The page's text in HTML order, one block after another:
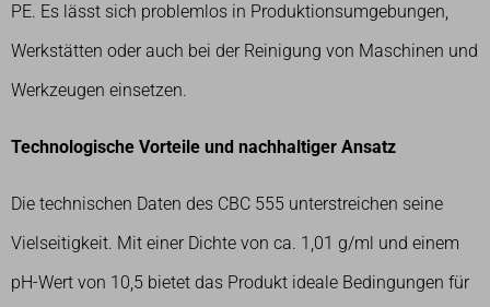
PE. Es lässt sich problemlos in Produktionsumgebungen,
Werkstätten oder auch bei der Reinigung von Maschinen und
Werkzeugen einsetzen.
Technologische Vorteile und nachhaltiger Ansatz
Die technischen Daten des CBC 555 unterstreichen seine
Vielseitigkeit. Mit einer Dichte von ca. 1,01 g/ml und einem
pH-Wert von 10,5 bietet das Produkt ideale Bedingungen für